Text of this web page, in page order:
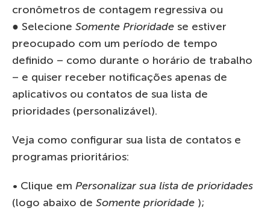
cronômetros de contagem regressiva ou
● Selecione Somente Prioridade se estiver
preocupado com um período de tempo
definido – como durante o horário de trabalho
– e quiser receber notificações apenas de
aplicativos ou contatos de sua lista de
prioridades (personalizável).
Veja como configurar sua lista de contatos e
programas prioritários:
• Clique em Personalizar sua lista de prioridades
(logo abaixo de Somente prioridade );